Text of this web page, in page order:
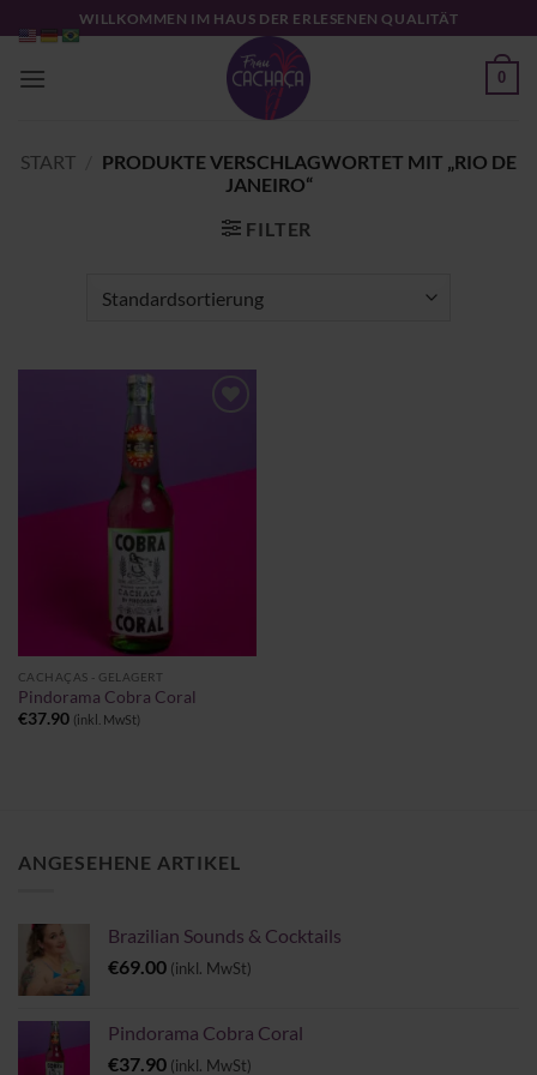
Inhalt
springen
WILLKOMMEN IM HAUS DER ERLESENEN QUALITÄT
0
START
PRODUKTE VERSCHLAGWORTET MIT „RIO DE
JANEIRO“
FILTER
CACHAÇAS - GELAGERT
Pindorama Cobra Coral
€37.90 (inkl. MwSt)
ANGESEHENE ARTIKEL
Brazilian Sounds & Cocktails
€69.00 (inkl. MwSt)
Pindorama Cobra Coral
€37.90 (inkl. MwSt)